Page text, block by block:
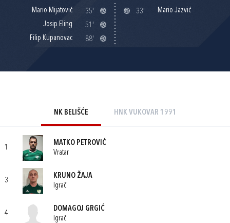
Mario Mijatović
35'
Josip Eling
51'
Filip Kupanovac
88'
33' Mario Jazvić
NK BELIŠĆE HNK VUKOVAR 1991
1
MATKO PETROVIĆ
Vratar
3
KRUNO ŽAJA
Igrač
4
DOMAGOJ GRGIĆ
Igrač